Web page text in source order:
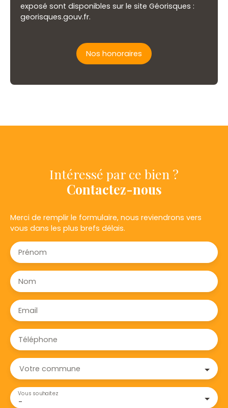
exposé sont disponibles sur le site Géorisques :
georisques.gouv.fr.
Nos honoraires
Intéressé par ce bien ?
Contactez-nous
Merci de remplir le formulaire, nous reviendrons vers
vous dans les plus brefs délais.
Prénom
Nom
Email
Téléphone
Votre commune
-
Vous souhaitez